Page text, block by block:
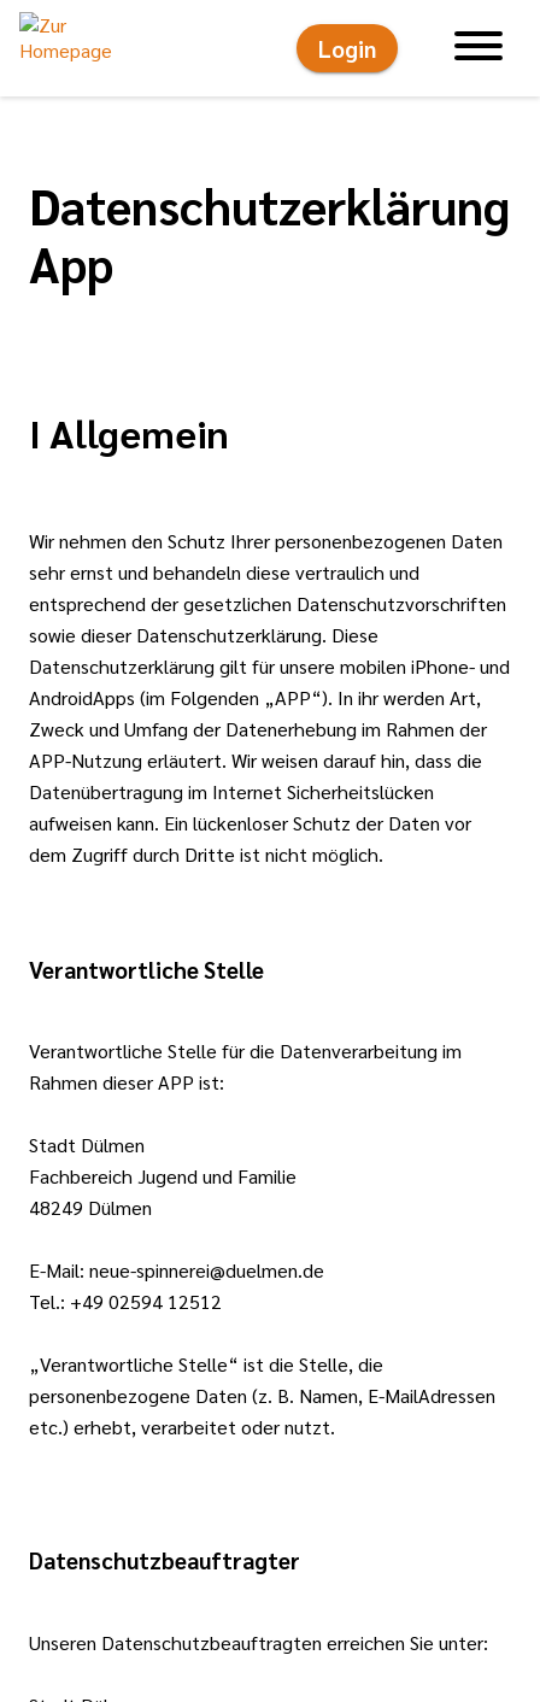
Login
Datenschutzerklärung
App
I Allgemein
Wir nehmen den Schutz Ihrer personenbezogenen Daten
sehr ernst und behandeln diese vertraulich und
entsprechend der gesetzlichen Datenschutzvorschriften
sowie dieser Datenschutzerklärung. Diese
Datenschutzerklärung gilt für unsere mobilen iPhone- und
AndroidApps (im Folgenden „APP“). In ihr werden Art,
Zweck und Umfang der Datenerhebung im Rahmen der
APP-Nutzung erläutert. Wir weisen darauf hin, dass die
Datenübertragung im Internet Sicherheitslücken
aufweisen kann. Ein lückenloser Schutz der Daten vor
dem Zugriff durch Dritte ist nicht möglich.
Verantwortliche Stelle
Verantwortliche Stelle für die Datenverarbeitung im
Rahmen dieser APP ist:
Stadt Dülmen
Fachbereich Jugend und Familie
48249 Dülmen
E-Mail: neue-spinnerei@duelmen.de
Tel.: +49 02594 12512
„Verantwortliche Stelle“ ist die Stelle, die
personenbezogene Daten (z. B. Namen, E-MailAdressen
etc.) erhebt, verarbeitet oder nutzt.
Datenschutzbeauftragter
Unseren Datenschutzbeauftragten erreichen Sie unter: